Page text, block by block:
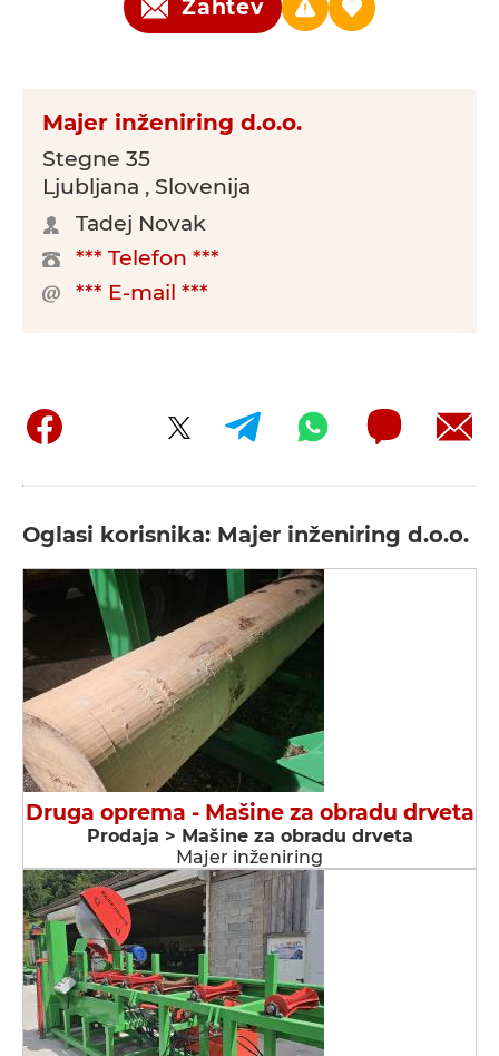
Zahtev
Majer inženiring d.o.o.
Stegne 35
Ljubljana , Slovenija
Tadej Novak
*** Telefon ***
*** E-mail ***
Oglasi korisnika: Majer inženiring d.o.o.
Druga oprema - Мašine za obradu drveta
Prodaja > Мašine za obradu drveta
Majer inženiring